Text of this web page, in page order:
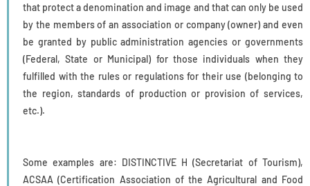
that protect a denomination and image and that can only be used
by the members of an association or company (owner) and even
be granted by public administration agencies or governments
(Federal, State or Municipal) for those individuals when they
fulfilled with the rules or regulations for their use (belonging to
the region, standards of production or provision of services,
etc.).
Some examples are: DISTINCTIVE H (Secretariat of Tourism),
ACSAA (Certification Association of the Agricultural and Food